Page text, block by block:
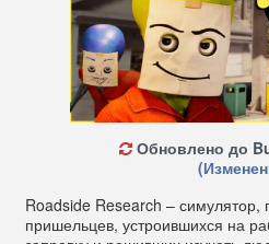
Обновлено до
Roadside Research – симулятор,
пришельцев, устроившихся на